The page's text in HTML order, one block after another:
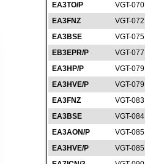
EA3TO/P
VGT-070
EA3FNZ
VGT-072
EA3BSE
VGT-075
EB3EPR/P
VGT-077
EA3HP/P
VGT-079
EA3HVE/P
VGT-079
EA3FNZ
VGT-083
EA3BSE
VGT-084
EA3AON/P
VGT-085
EA3HVE/P
VGT-085